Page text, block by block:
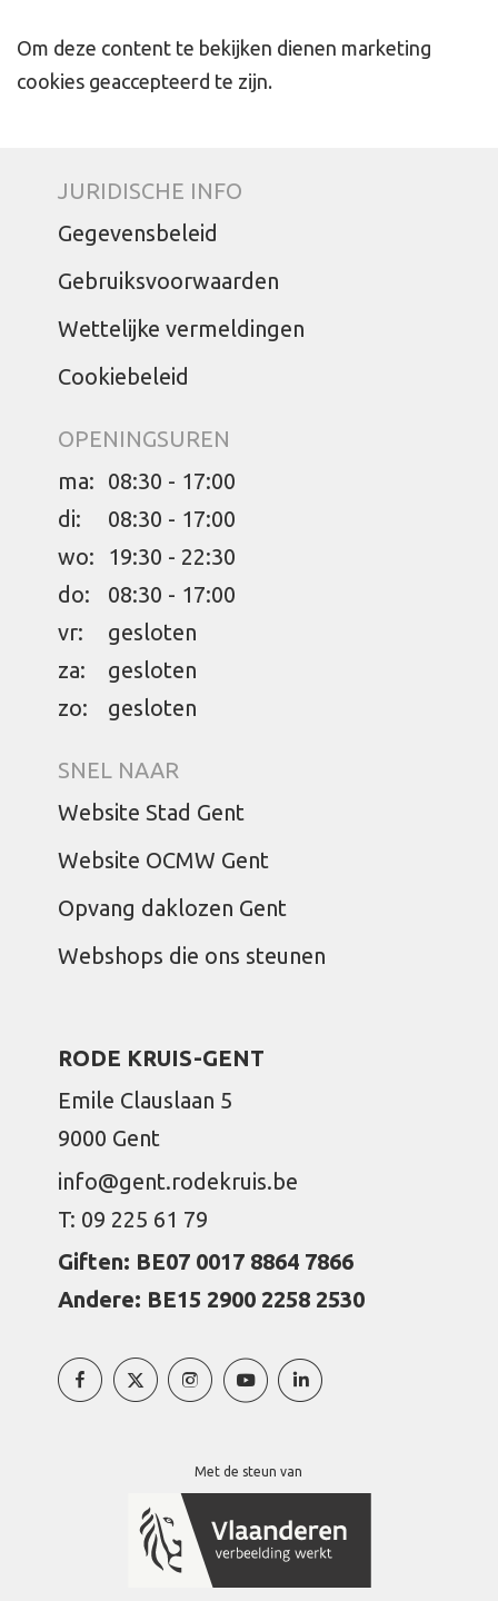
Om deze content te bekijken dienen marketing
cookies geaccepteerd te zijn.
JURIDISCHE INFO
Gegevensbeleid
Gebruiksvoorwaarden
Wettelijke vermeldingen
Cookiebeleid
SNEL NAAR
Website Stad Gent
Website OCMW Gent
Opvang daklozen Gent
Webshops die ons steunen
OPENINGSUREN
ma:
08:30 - 17:00
di:
08:30 - 17:00
wo:
19:30 - 22:30
do:
08:30 - 17:00
vr:
gesloten
za:
gesloten
zo:
gesloten
RODE KRUIS-GENT
Emile Clauslaan 5
9000 Gent
info@gent.rodekruis.be
T: 09 225 61 79
Giften: BE07 0017 8864 7866
Andere: BE15 2900 2258 2530
Met de steun van